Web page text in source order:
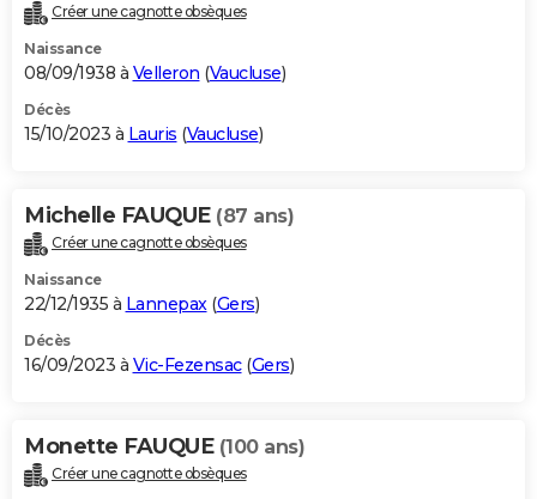
Créer une cagnotte obsèques
Naissance
08/09/1938 à Velleron (Vaucluse)
Décès
15/10/2023 à Lauris (Vaucluse)
Michelle FAUQUE (87 ans)
Créer une cagnotte obsèques
Naissance
22/12/1935 à Lannepax(Gers)
Décès
16/09/2023 à Vic-Fezensac(Gers)
Monette FAUQUE (100 ans)
Créer une cagnotte obsèques